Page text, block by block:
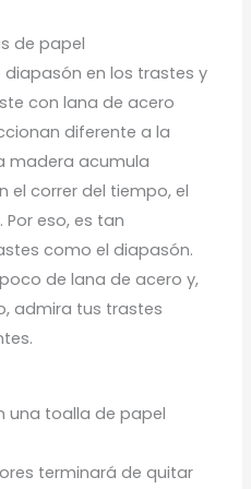
de papel
en los trastes y
con lana de acero
diferente a la
madera acumula
el correr del tiempo, el
eso, es tan
como el diapasón.
de lana de acero y,
admira tus trastes
una toalla de papel
terminará de quitar